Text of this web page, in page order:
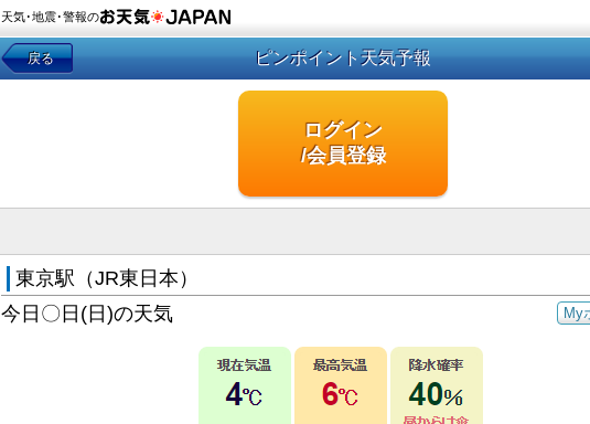
天気･地震･警報の
戻る ピンポイント天気予報
ログイン
/会員登録
東京駅（JR東日本）
My
今日〇日(日)の天気